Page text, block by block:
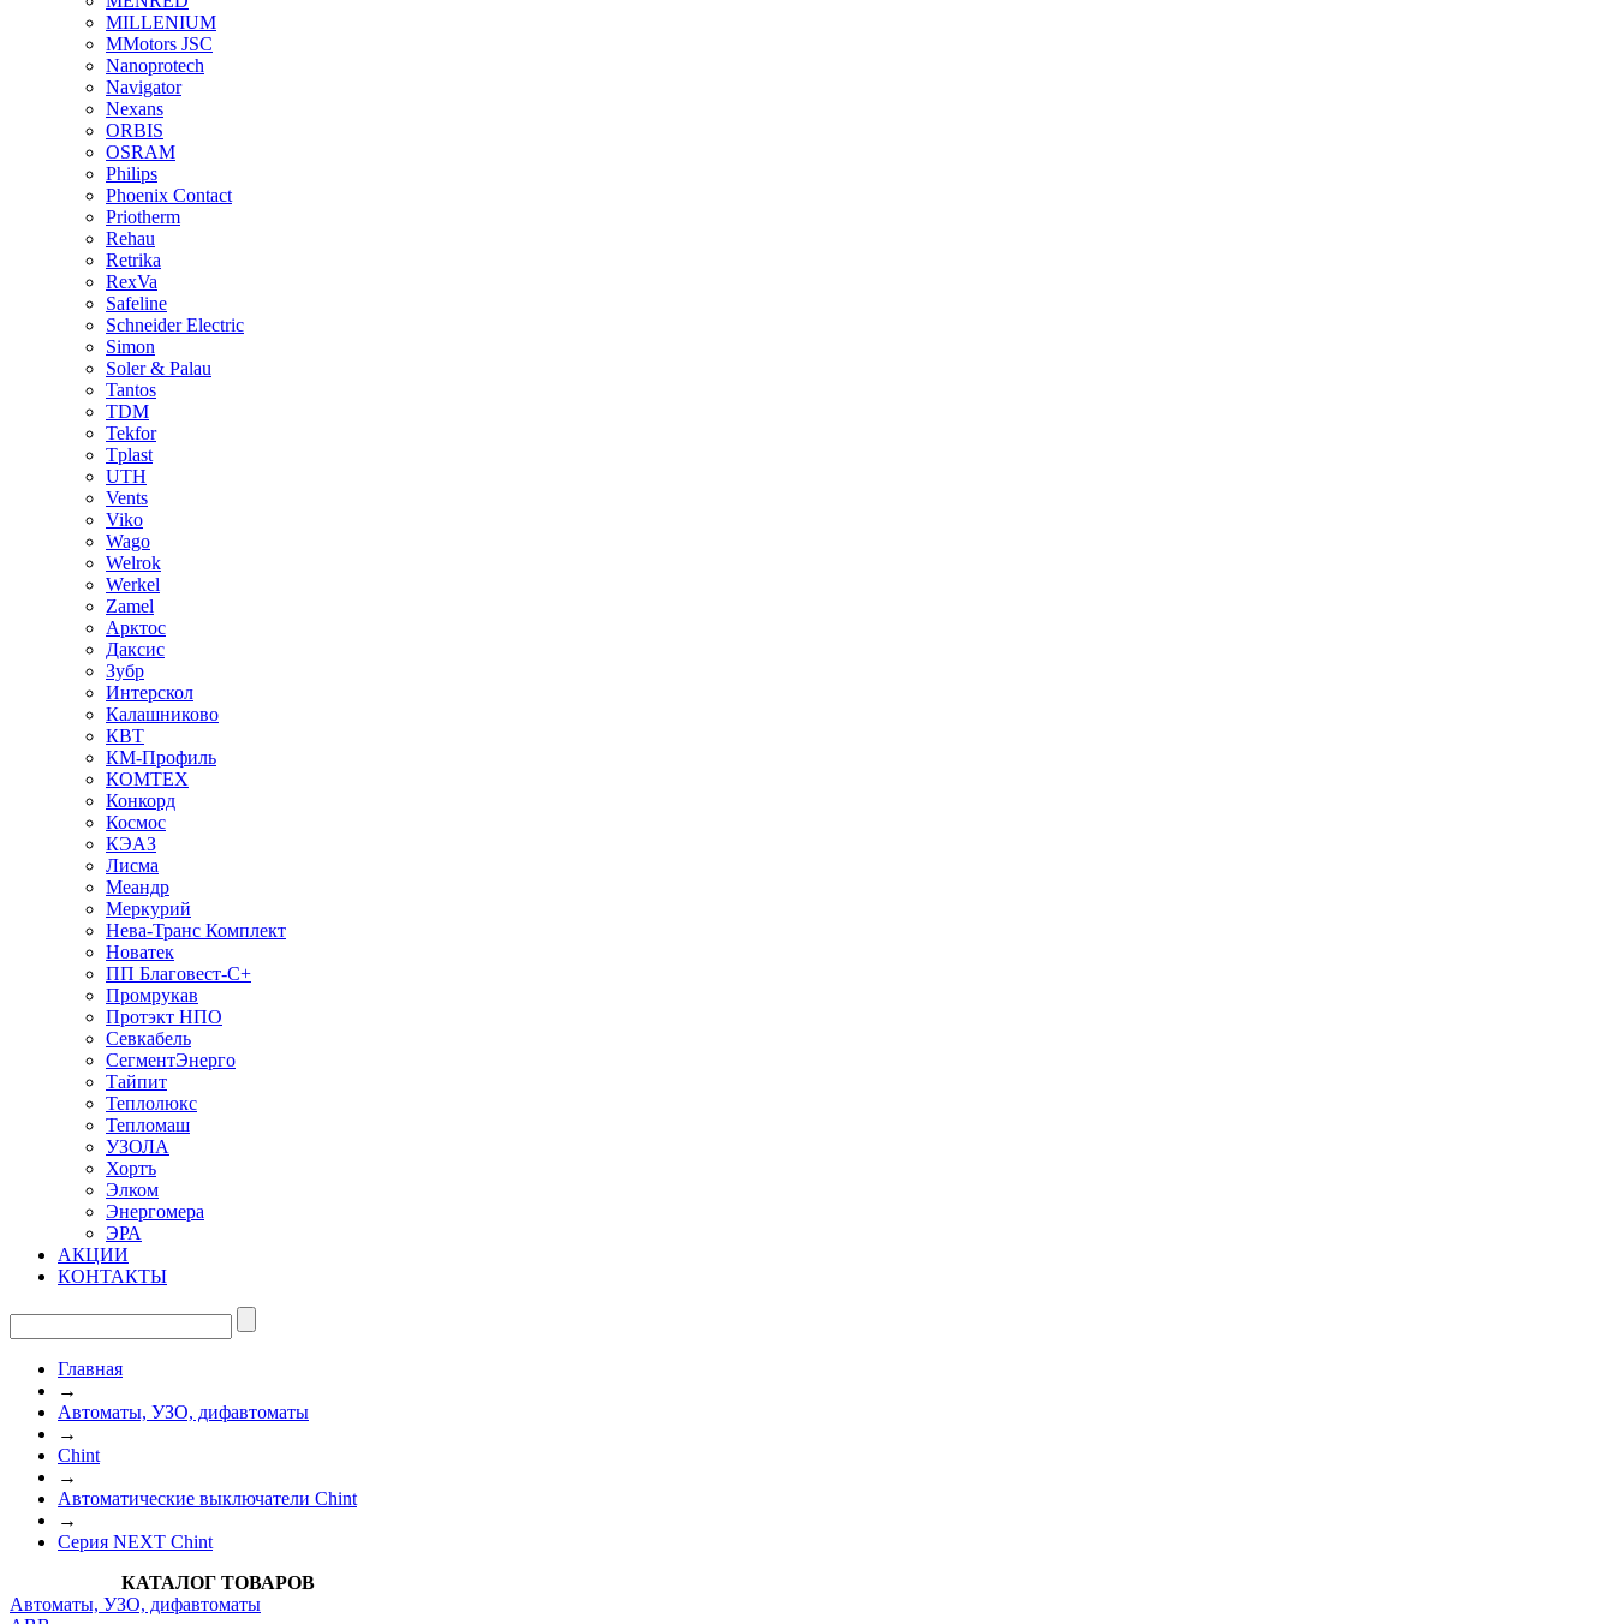
MILLENIUM
MMotors JSC
Nanoprotech
Navigator
Nexans
ORBIS
OSRAM
Philips
Phoenix Contact
Priotherm
Rehau
Retrika
RexVa
Safeline
Schneider Electric
Simon
Soler & Palau
Tantos
TDM
Tekfor
Tplast
UTH
Vents
Viko
Wago
Welrok
Werkel
Zamel
Арктос
Даксис
Зубр
Интерскол
Калашниково
КВТ
КМ-Профиль
КОМТЕХ
Конкорд
Космос
КЭАЗ
Лисма
Меандр
Меркурий
Нева-Транс Комплект
Новатек
ПП Благовест-С+
Промрукав
Протэкт НПО
Севкабель
СегментЭнерго
Тайпит
Теплолюкс
Тепломаш
УЗОЛА
Хортъ
Элком
Энергомера
ЭРА
АКЦИИ
КОНТАКТЫ
Главная
→
Автоматы, УЗО, дифавтоматы
→
Chint
→
Автоматические выключатели Chint
→
Серия NEXT Chint
КАТАЛОГ ТОВАРОВ
Автоматы, УЗО, дифавтоматы